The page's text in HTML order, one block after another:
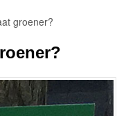
groener?